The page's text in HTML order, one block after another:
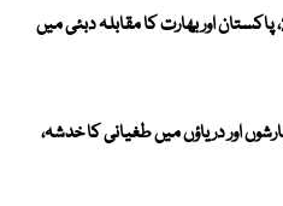
ویمنز ایشیا کپ 2026، پاکستان اور بھارت کا مقابلہ دبئی میں
میں بارشوں اور دریاؤں میں طغیانی کا خدشہ،